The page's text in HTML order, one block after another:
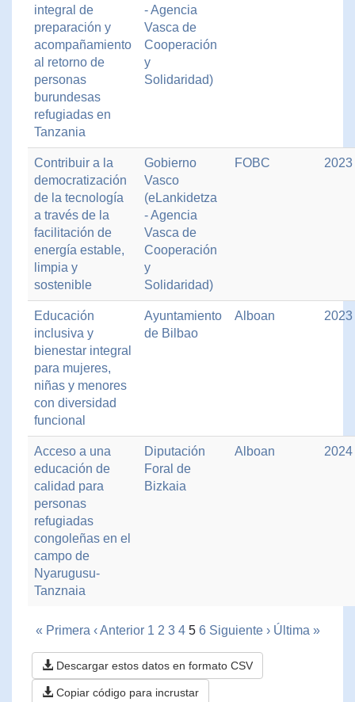
integral de
preparación y
acompañamiento
al retorno de
personas
burundesas
refugiadas en
Tanzania
- Agencia
Vasca de
Cooperación
y
Solidaridad)
Contribuir a la
democratización
de la tecnología
a través de la
facilitación de
energía estable,
limpia y
sostenible
Gobierno
Vasco
(eLankidetza
- Agencia
Vasca de
Cooperación
y
Solidaridad)
FOBC 2023
Educación
inclusiva y
bienestar integral
para mujeres,
niñas y menores
con diversidad
funcional
Ayuntamiento
de Bilbao
Alboan 2023
Acceso a una
educación de
calidad para
personas
refugiadas
congoleñas en el
campo de
Nyarugusu-
Tanznaia
Diputación
Foral de
Bizkaia
Alboan 2024
« Primera ‹ Anterior 1 2 3 4 5 6 Siguiente › Última »
Descargar estos datos en formato CSV
Copiar código para incrustar